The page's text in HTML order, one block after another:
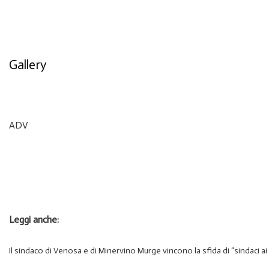
Gallery
ADV
Leggi anche:
Il sindaco di Venosa e di Minervino Murge vincono la sfida di “sindaci ai